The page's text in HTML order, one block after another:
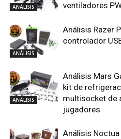
ANÁLISIS
ventiladores
ANÁLISIS
Análisis Razer
controlador
ANÁLISIS
Análisis Mars
kit de
multisocket de
jugadores
Análisis